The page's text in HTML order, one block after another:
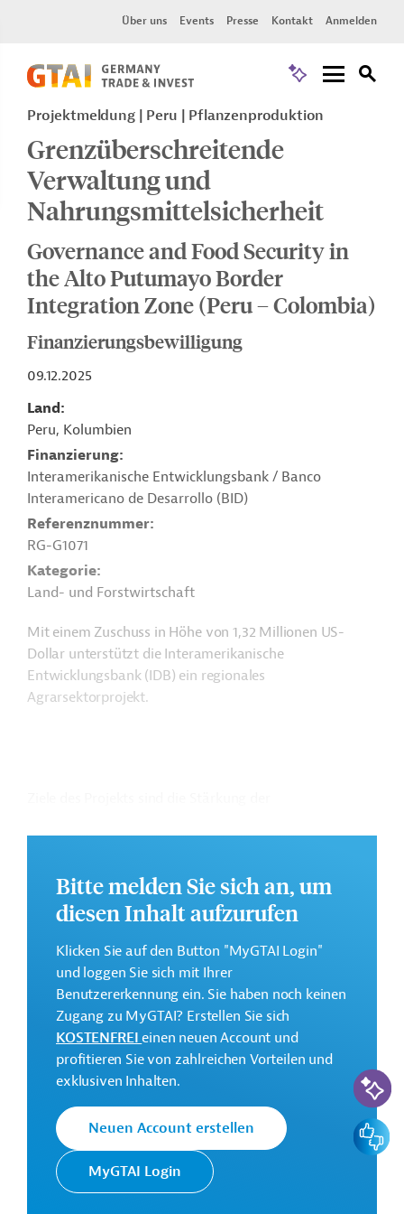
Über uns Events Presse Kontakt Anmelden
Projektmeldung Peru Pflanzenproduktion
Grenzüberschreitende
Verwaltung und
Nahrungsmittelsicherheit
Governance and Food Security in
the Alto Putumayo Border
Integration Zone (Peru – Colombia)
Finanzierungsbewilligung
09.12.2025
Land
Peru, Kolumbien
Finanzierung
Interamerikanische Entwicklungsbank / Banco
Interamericano de Desarrollo (BID)
Referenznummer
RG-G1071
Kategorie
Land- und Forstwirtschaft
Mit einem Zuschuss in Höhe von 1,32 Millionen US-
Dollar unterstützt die Interamerikanische
Entwicklungsbank (IDB) ein regionales
Agrarsektorprojekt.
Im Rahmen des Projekts sollen klimaresiliente
Agroforstwirtschaftssysteme entwickelt und
die Ernährungssicherheit durch den Aufbau von
Familiengärten und traditionellen „Chacras“ verbessert
sowie die Territorialvewaltung und die binationale
Koordination konsolidiert werden.
Weitere Informationen zu dem Entwicklungsprojekt
finden Sie auf derWebseite der IDB
.
GTAI informiert über dieIDB: Schwerpunkte, Regularien
und praktische Hinweise zur Geschäftsanbahnung.
Gesamtkosten:
1,42 Millionen US-Dollar
Bitte melden Sie sich an, um
diesen Inhalt aufzurufen
Klicken Sie auf den Button "MyGTAI Login"
und loggen Sie sich mit Ihrer
Benutzererkennung ein. Sie haben noch keinen
Zugang zu MyGTAI? Erstellen Sie sich
KOSTENFREIeinen neuen Account und
profitieren Sie von zahlreichen Vorteilen und
exklusiven Inhalten.
Neuen Account erstellen
MyGTAI Login
KI-